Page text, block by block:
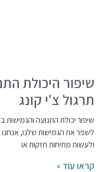
שיפור היכולת
תרגול צ'י קונג
שיפור יכולת התנועה והגמישות
לשפר את הגמישות שלנו,
ולעשות מתיחות חזקות או
קראו עוד »